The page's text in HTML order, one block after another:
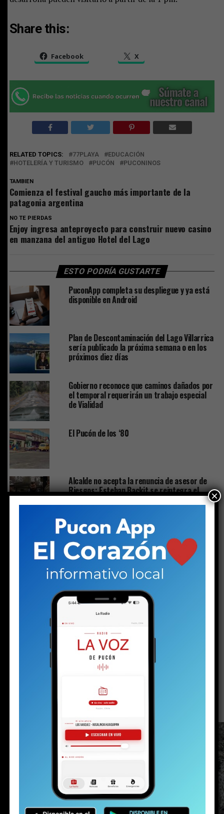
Share this:
Facebook X
RELATED TOPICS: 77PLAYA
EDUCACIÓN
HOTELERÍA Y TURISMO
PUCÓN PUCONINOS
TAMBIEN
Comienza el festival gaucho más importante de la
patagonia argentina
NO TE PIERDAS
Enjoy ingresa anteproyecto para construir nuevo casino
en manzana del antiguo Hotel del Lago
ESTO PODRÍA GUSTARTE
PuconApp completa su despliegue y ya está
disponible en Android
Plan de Descontaminación del Lago Villarrica
sería publicado la próxima semana o en los
próximos diez días
Gobierno reconoce que caminos dañados por
el temporal requerirán un trabajo especial
de Vialidad
El Pucón de los ‘80
Alcalde no acepta la renuncia de asesor de
Riesgos: Esteban Backit se reintegra el
lunes
El poder del alcalde es de préstamo, no de
propiedad
ACTUALIDAD
Luego de la nevada viene el viento:
el invierno no da tregua en Pucón
Agosto 8, 2026
×